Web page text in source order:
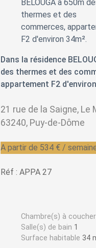
Dans la résidence
des thermes et des
appartement F2
21 rue de la Saigne, Le
63240, Puy-de-Dôme
A partir de 534 € /
Réf : APPA 27
Chambre(s) à coucher
Salle(s) de bain 1
Surface habitable 34